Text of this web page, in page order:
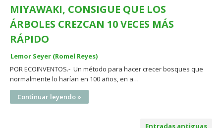
MIYAWAKI, CONSIGUE QUE LOS
ÁRBOLES CREZCAN 10 VECES MÁS
RÁPIDO
Lemor Seyer (Romel Reyes)
POR ECOINVENTOS.- Un método para hacer crecer bosques que
normalmente lo harían en 100 años, en a…
Continuar leyendo »
Entradas antiguas